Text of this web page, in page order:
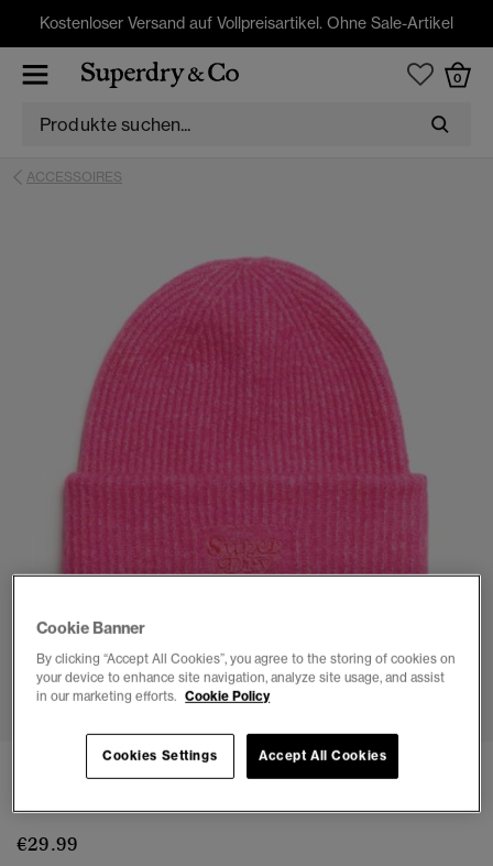
Kostenloser Versand auf Vollpreisartikel. Ohne Sale-Artikel
0
ACCESSOIRES
1 2 3
Weiche Rippstrick-Beanie
€29.99
Cookie Banner
By clicking “Accept All Cookies”, you agree to the storing of cookies on
your device to enhance site navigation, analyze site usage, and assist
in our marketing efforts. Cookie Policy
Accept All Cookies
Cookies Settings